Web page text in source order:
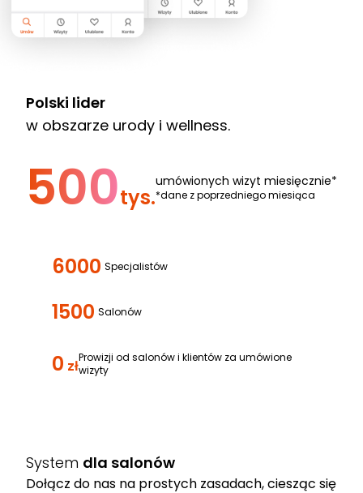
Polski lider
w obszarze urody i wellness.
500tys.
umówionych wizyt miesięcznie*
*dane z poprzedniego miesiąca
6000 Specjalistów
1500 Salonów
0 złProwizji od salonów i klientów za umówione
wizyty
System dla salonów
Dołącz do nas na prostych zasadach, ciesząc się